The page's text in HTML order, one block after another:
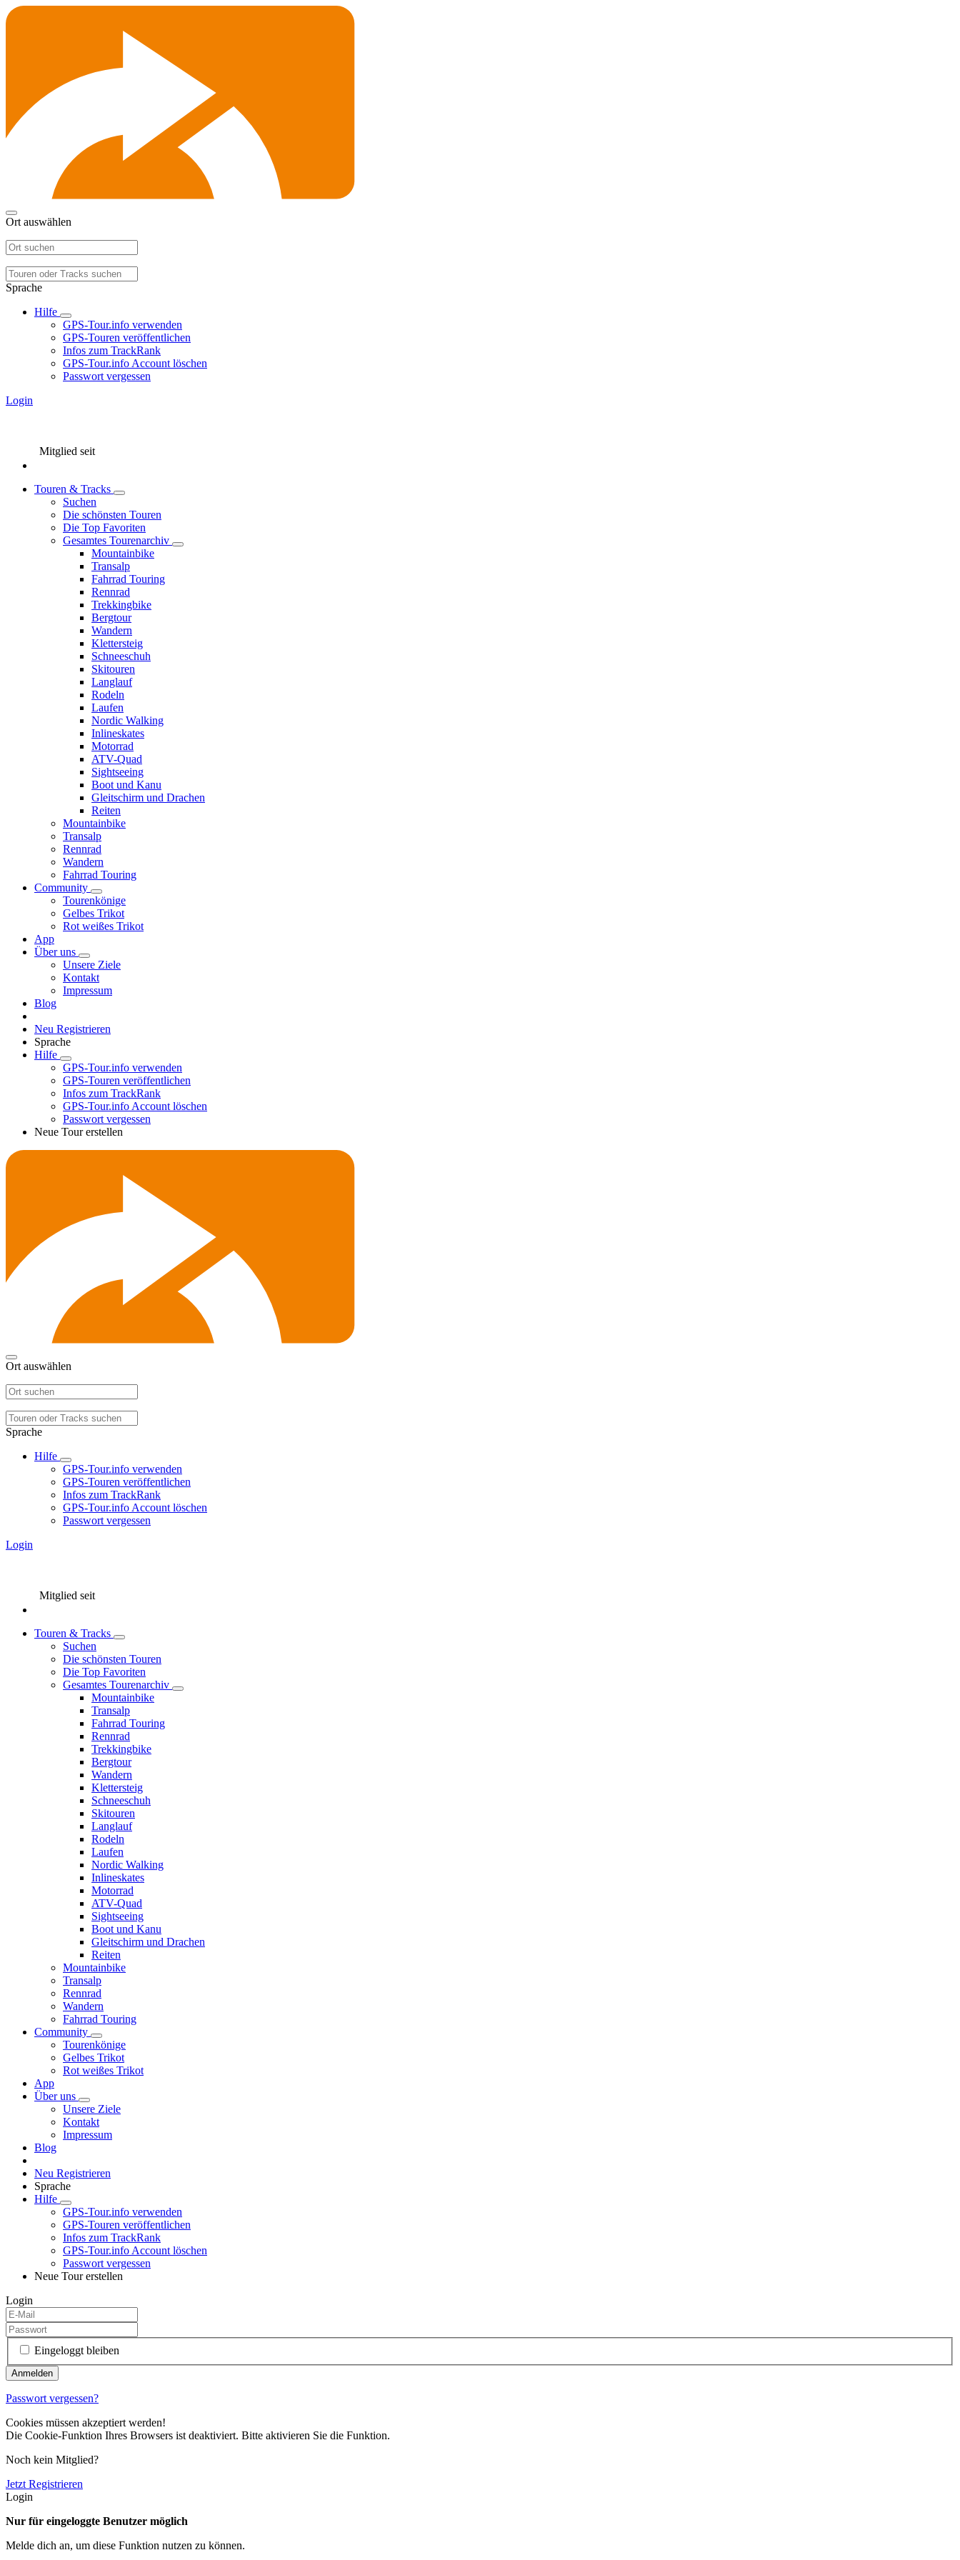
Ort auswählen
Sprache
Hilfe
GPS-Tour.info verwenden
GPS-Touren veröffentlichen
Infos zum TrackRank
GPS-Tour.info Account löschen
Passwort vergessen
Login
Mitglied seit
Touren & Tracks
Suchen
Die schönsten Touren
Die Top Favoriten
Gesamtes Tourenarchiv
Mountainbike
Transalp
Fahrrad Touring
Rennrad
Trekkingbike
Bergtour
Wandern
Klettersteig
Schneeschuh
Skitouren
Langlauf
Rodeln
Laufen
Nordic Walking
Inlineskates
Motorrad
ATV-Quad
Sightseeing
Boot und Kanu
Gleitschirm und Drachen
Reiten
Mountainbike
Transalp
Rennrad
Wandern
Fahrrad Touring
Community
Tourenkönige
Gelbes Trikot
Rot weißes Trikot
App
Über uns
Unsere Ziele
Kontakt
Impressum
Blog
Neu Registrieren
Sprache
Hilfe
GPS-Tour.info verwenden
GPS-Touren veröffentlichen
Infos zum TrackRank
GPS-Tour.info Account löschen
Passwort vergessen
Neue Tour erstellen
Ort auswählen
Sprache
Hilfe
GPS-Tour.info verwenden
GPS-Touren veröffentlichen
Infos zum TrackRank
GPS-Tour.info Account löschen
Passwort vergessen
Login
Mitglied seit
Touren & Tracks
Suchen
Die schönsten Touren
Die Top Favoriten
Gesamtes Tourenarchiv
Mountainbike
Transalp
Fahrrad Touring
Rennrad
Trekkingbike
Bergtour
Wandern
Klettersteig
Schneeschuh
Skitouren
Langlauf
Rodeln
Laufen
Nordic Walking
Inlineskates
Motorrad
ATV-Quad
Sightseeing
Boot und Kanu
Gleitschirm und Drachen
Reiten
Mountainbike
Transalp
Rennrad
Wandern
Fahrrad Touring
Community
Tourenkönige
Gelbes Trikot
Rot weißes Trikot
App
Über uns
Unsere Ziele
Kontakt
Impressum
Blog
Neu Registrieren
Sprache
Hilfe
GPS-Tour.info verwenden
GPS-Touren veröffentlichen
Infos zum TrackRank
GPS-Tour.info Account löschen
Passwort vergessen
Neue Tour erstellen
Login
Eingeloggt bleiben
Passwort vergessen?
Cookies müssen akzeptiert werden!
Die Cookie-Funktion Ihres Browsers ist deaktiviert. Bitte aktivieren Sie die Funktion.
Noch kein Mitglied?
Jetzt Registrieren
Login
Nur für eingeloggte Benutzer möglich
Melde dich an, um diese Funktion nutzen zu können.